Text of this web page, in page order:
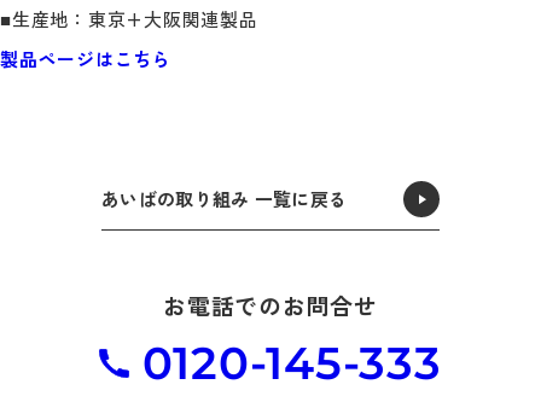
■生産地：東京+大阪関連製品
製品ページはこちら
あいばの取り組み 一覧に戻る
お電話でのお問合せ
0120-145-333